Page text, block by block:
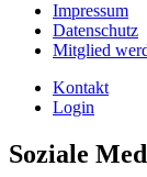
Impressum
Datenschutz
Mitglied
Kontakt
Login
Soziale